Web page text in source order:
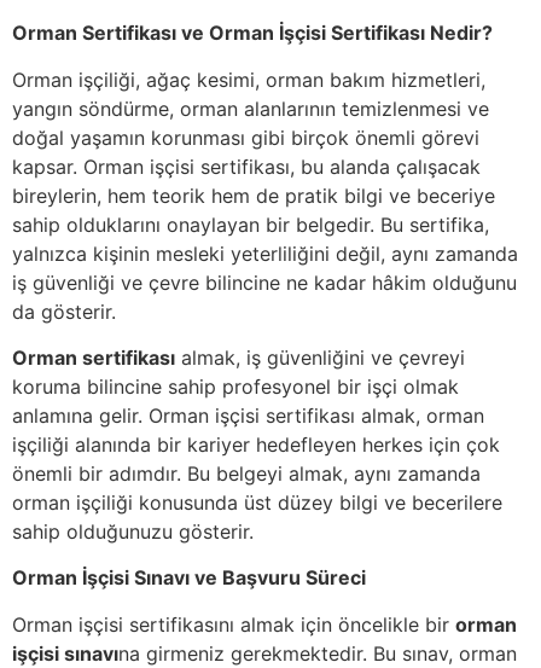
Orman Sertifikası ve Orman İşçisi Sertifikası Nedir?
Orman işçiliği, ağaç kesimi, orman bakım hizmetleri,
yangın söndürme, orman alanlarının temizlenmesi ve
doğal yaşamın korunması gibi birçok önemli görevi
kapsar. Orman işçisi sertifikası, bu alanda çalışacak
bireylerin, hem teorik hem de pratik bilgi ve beceriye
sahip olduklarını onaylayan bir belgedir. Bu sertifika,
yalnızca kişinin mesleki yeterliliğini değil, aynı zamanda
iş güvenliği ve çevre bilincine ne kadar hâkim olduğunu
da gösterir.
Orman sertifikası almak, iş güvenliğini ve çevreyi
koruma bilincine sahip profesyonel bir işçi olmak
anlamına gelir. Orman işçisi sertifikası almak, orman
işçiliği alanında bir kariyer hedefleyen herkes için çok
önemli bir adımdır. Bu belgeyi almak, aynı zamanda
orman işçiliği konusunda üst düzey bilgi ve becerilere
sahip olduğunuzu gösterir.
Orman İşçisi Sınavı ve Başvuru Süreci
Orman işçisi sertifikasını almak için öncelikle bir orman
işçisi sınavına girmeniz gerekmektedir. Bu sınav, orman